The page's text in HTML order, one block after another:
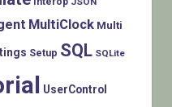
MultiClock Multi
Setup SQL SQLite
UserControl